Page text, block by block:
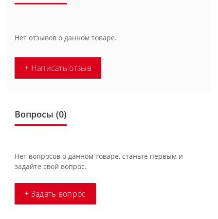
Нет отзывов о данном товаре.
+ Написать отзыв
Вопросы (0)
Нет вопросов о данном товаре, станьте первым и
задайте свой вопрос.
+ Задать вопрос